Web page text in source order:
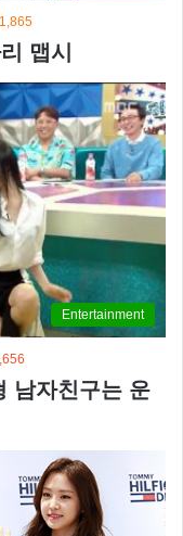
1,865
맵시
Entertainment
남자친구는 운